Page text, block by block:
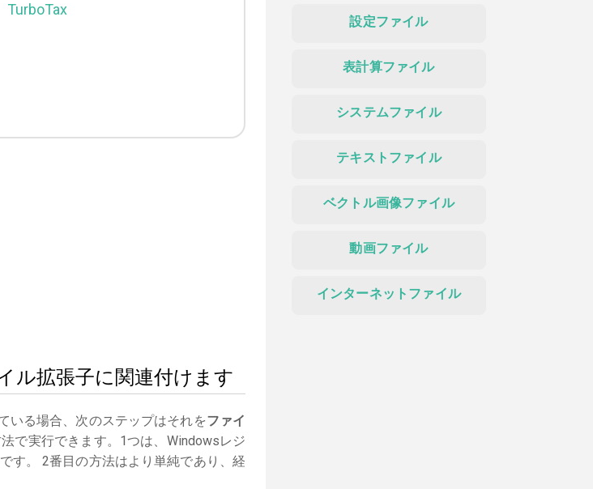
TurboTax
ル拡張子に関連付けます
いる場合、次のステップはそれをファイ
で実行できます。1つは、Windowsレジ
す。 2番目の方法はより単純であり、経
設定ファイル
表計算ファイル
システムファイル
テキストファイル
ベクトル画像ファイル
動画ファイル
インターネットファイル